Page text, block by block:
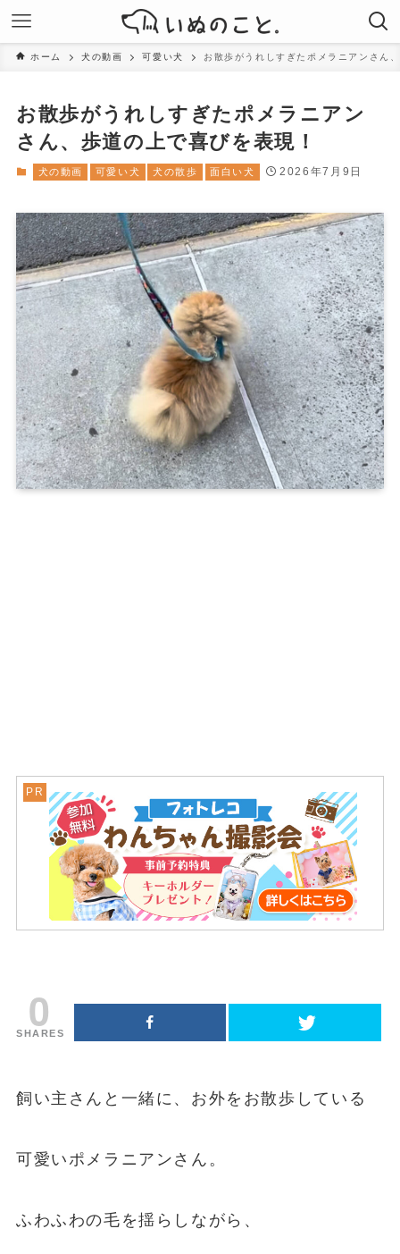
ホーム 犬の動画 可愛い犬 お散歩がうれしすぎたポメラニアンさん
お散歩がうれしすぎたポメラニアン
さん、歩道の上で喜びを表現！
犬の動画 可愛い犬 犬の散歩 面白い犬 2026年7月9日
0
SHARES
飼い主さんと一緒に、お外をお散歩している
可愛いポメラニアンさん。
ふわふわの毛を揺らしながら、